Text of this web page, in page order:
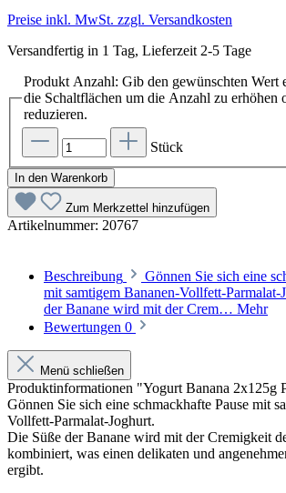
Preise inkl. MwSt. zzgl. Versandkosten
Versandfertig in 1 Tag, Lieferzeit 2-5 Tage
Produkt Anzahl: Gib den gewünschten Wert
die Schaltflächen um die Anzahl zu erhöhen
reduzieren.
Stück
In den Warenkorb
Zum Merkzettel hinzufügen
Artikelnummer: 20767
Beschreibung
Gönnen Sie sich eine
mit samtigem Bananen-Vollfett-Parmalat-
der Banane wird mit der Crem… Mehr
Bewertungen 0
Menü schließen
Produktinformationen "Yogurt Banana
Gönnen Sie sich eine schmackhafte Pause mit
Vollfett-Parmalat-Joghurt.
Die Süße der Banane wird mit der Cremigkeit
kombiniert, was einen delikaten und
ergibt.